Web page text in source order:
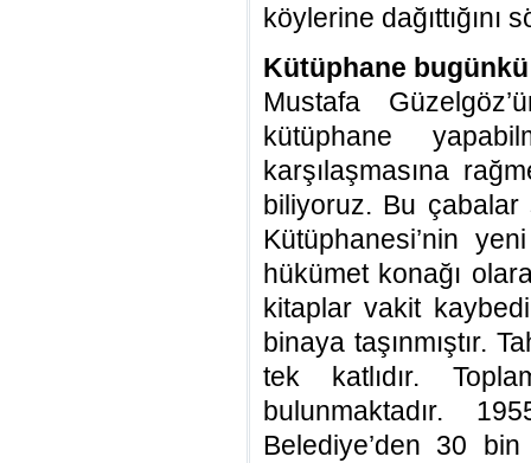
köylerine dağıttığını
Kütüphane
Mustafa
kütüphane
karşılaşmasına
biliyoruz. Bu çabalar
Kütüphanesi’nin
hükümet konağı
kitaplar vakit
binaya taşınmıştır.
tek katlıdır.
bulunmaktadır.
Belediye’den 30 bin